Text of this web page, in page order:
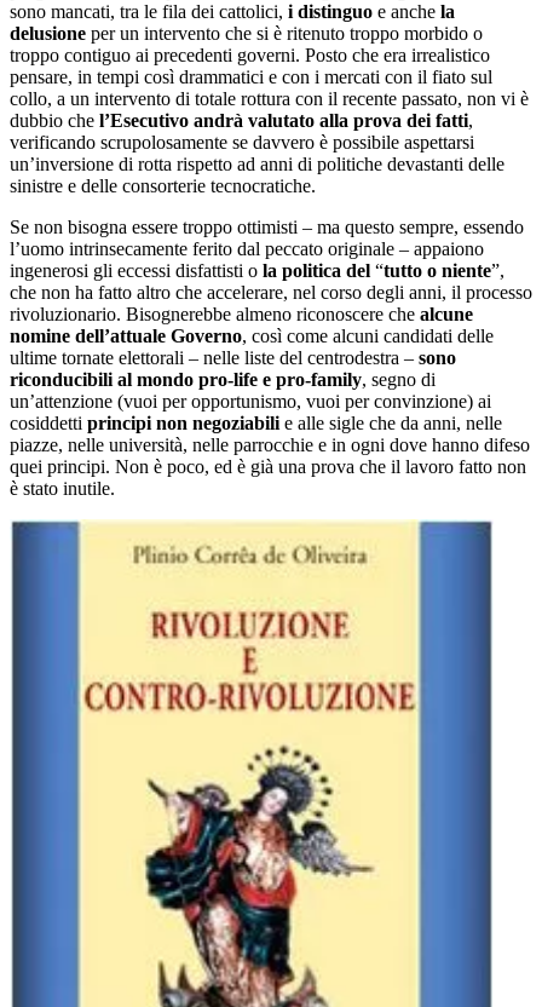
sono mancati, tra le fila dei cattolici, i distinguo e anche la
delusione per un intervento che si è ritenuto troppo morbido o
troppo contiguo ai precedenti governi. Posto che era irrealistico
pensare, in tempi così drammatici e con i mercati con il fiato sul
collo, a un intervento di totale rottura con il recente passato, non vi è
dubbio che l’Esecutivo andrà valutato alla prova dei fatti,
verificando scrupolosamente se davvero è possibile aspettarsi
un’inversione di rotta rispetto ad anni di politiche devastanti delle
sinistre e delle consorterie tecnocratiche.
Se non bisogna essere troppo ottimisti – ma questo sempre, essendo
l’uomo intrinsecamente ferito dal peccato originale – appaiono
ingenerosi gli eccessi disfattisti o la politica del “tutto o niente”,
che non ha fatto altro che accelerare, nel corso degli anni, il processo
rivoluzionario. Bisognerebbe almeno riconoscere che alcune
nomine dell’attuale Governo, così come alcuni candidati delle
ultime tornate elettorali – nelle liste del centrodestra – sono
riconducibili al mondo pro-life e pro-family, segno di
un’attenzione (vuoi per opportunismo, vuoi per convinzione) ai
cosiddetti principi non negoziabili e alle sigle che da anni, nelle
piazze, nelle università, nelle parrocchie e in ogni dove hanno difeso
quei principi. Non è poco, ed è già una prova che il lavoro fatto non
è stato inutile.